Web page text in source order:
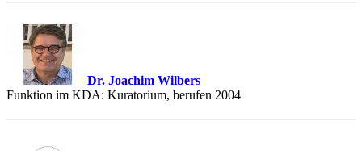
Dr. Joachim Wilbers
Funktion im KDA: Kuratorium, berufen 2004